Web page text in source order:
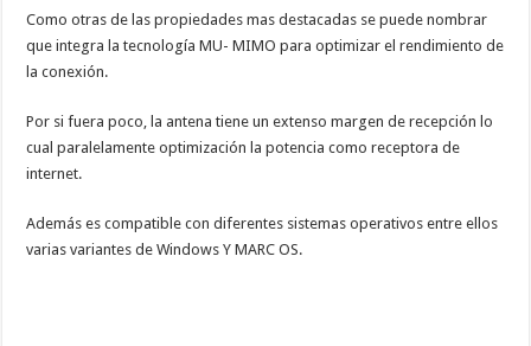
Como otras de las propiedades mas destacadas se puede nombrar
que integra la tecnología MU- MIMO para optimizar el rendimiento de
la conexión.
Por si fuera poco, la antena tiene un extenso margen de recepción lo
cual paralelamente optimización la potencia como receptora de
internet.
Además es compatible con diferentes sistemas operativos entre ellos
varias variantes de Windows Y MARC OS.